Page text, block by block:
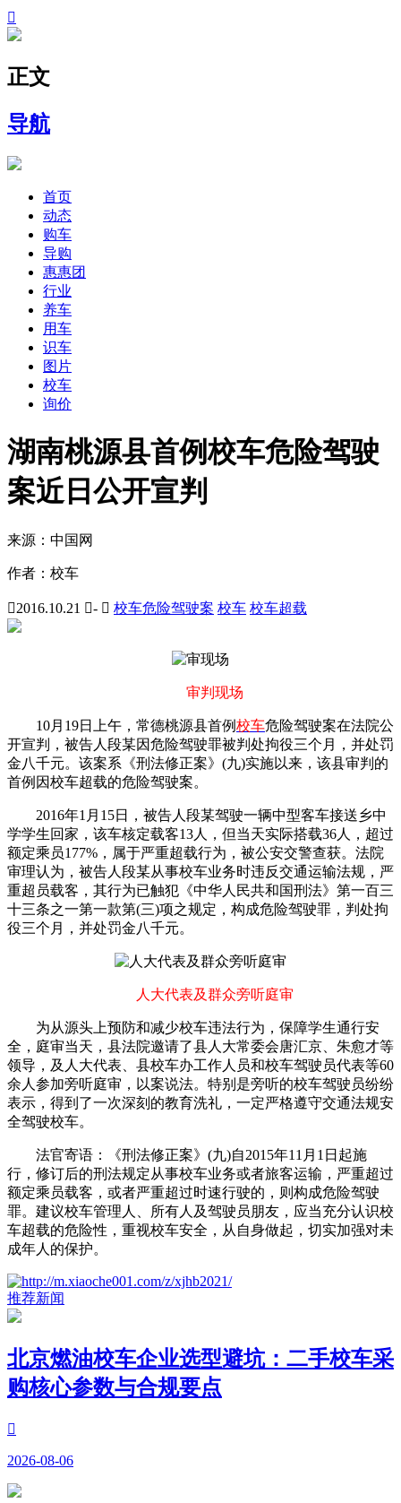

正文
导航
首页
动态
购车
导购
惠惠团
行业
养车
用车
识车
图片
校车
询价
湖南桃源县首例校车危险驾驶
案近日公开宣判
来源： 中国网
作者： 校车
2016.10.21 -  校车危险驾驶案 校车 校车超载
审判现场
10月19日上午，常德桃源县首例校车危险驾驶案在法院公
开宣判，被告人段某因危险驾驶罪被判处拘役三个月，并处罚
金八千元。该案系《刑法修正案》(九)实施以来，该县审判的
首例因校车超载的危险驾驶案。
2016年1月15日，被告人段某驾驶一辆中型客车接送乡中
学学生回家，该车核定载客13人，但当天实际搭载36人，超过
额定乘员177%，属于严重超载行为，被公安交警查获。法院
审理认为，被告人段某从事校车业务时违反交通运输法规，严
重超员载客，其行为已触犯《中华人民共和国刑法》第一百三
十三条之一第一款第(三)项之规定，构成危险驾驶罪，判处拘
役三个月，并处罚金八千元。
人大代表及群众旁听庭审
为从源头上预防和减少校车违法行为，保障学生通行安
全，庭审当天，县法院邀请了县人大常委会唐汇京、朱愈才等
领导，及人大代表、县校车办工作人员和校车驾驶员代表等60
余人参加旁听庭审，以案说法。特别是旁听的校车驾驶员纷纷
表示，得到了一次深刻的教育洗礼，一定严格遵守交通法规安
全驾驶校车。
法官寄语：《刑法修正案》(九)自2015年11月1日起施
行，修订后的刑法规定从事校车业务或者旅客运输，严重超过
额定乘员载客，或者严重超过时速行驶的，则构成危险驾驶
罪。建议校车管理人、所有人及驾驶员朋友，应当充分认识校
车超载的危险性，重视校车安全，从自身做起，切实加强对未
成年人的保护。
推荐新闻
北京燃油校车企业选型避坑：二手校车采
购核心参数与合规要点

2026-08-06